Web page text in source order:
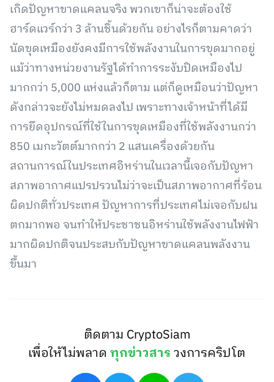
เกิดปัญหาขาดแคลนจริง พวกเขาก็น่าจะต้องใช้
ฮาร์ดแวร์กว่า 3 ล้านชิ้นด้วยกัน อย่างไรก็ตามคาดว่า
นัดขุดเหมืองยังคงมีการใช้พลังงานในการขุดมากอยู่
แม้ว่าทางหน่วยงานรัฐได้ทำการระงับปิดเหมืองไป
มากกว่า 5,000 แห่งแล้วก็ตาม แต่ก็ดูเหมือนว่าปัญหา
ดังกล่าวจะยังไม่หมดลงไป เพราะทางเจ้าหน้าที่ได้มี
การยึดอุปกรณ์ที่ใช้ในการขุดเหมืองที่ใช้พลังงานกว่า
850 เมกะวัตต์มากกว่า 2 แสนเครื่องด้วยกัน
สถานการณ์ในประเทศอิหร่านในเวลานี้เจอกับปัญหา
สภาพอากาศแปรปรวนไม่ว่าจะเป็นสภาพอากาศที่ร้อน
ผิดปกติทั่วประเทศ ปัญหาการที่ประเทศไม่เจอกับฝน
ตกมากพอ จนทำให้ประชาชนอิหร่านใช้พลังงานไฟฟ้า
มากผิดปกติจนประสบกับปัญหาขาดแคลนพลังงาน
ขึ้นมา
ติดตาม CryptoSiam
เพื่อให้ไม่พลาดทุกข่าวสารวงการคริปโต